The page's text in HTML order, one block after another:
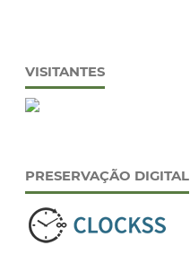
VISITANTES
PRESERVAÇÃO DIGITAL